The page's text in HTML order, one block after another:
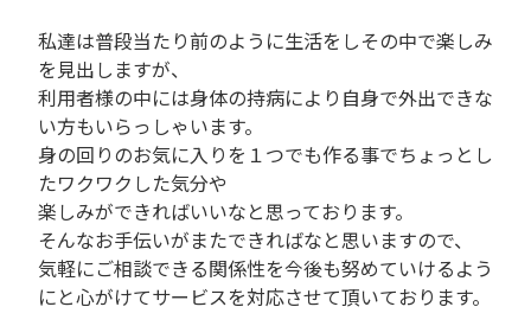
私達は普段当たり前のように生活をしその中で楽しみ
を見出しますが、
利用者様の中には身体の持病により自身で外出できな
い方もいらっしゃいます。
身の回りのお気に入りを１つでも作る事でちょっとし
たワクワクした気分や
楽しみができればいいなと思っております。
そんなお手伝いがまたできればなと思いますので、
気軽にご相談できる関係性を今後も努めていけるよう
にと心がけてサービスを対応させて頂いております。